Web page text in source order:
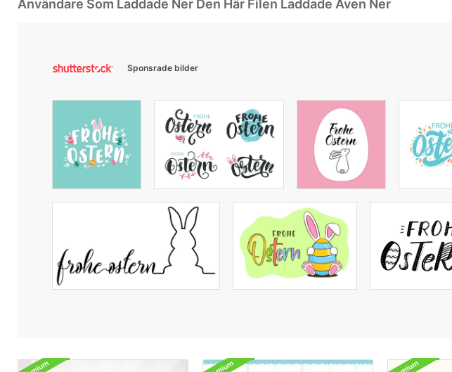
Användare Som Laddade Ner Den Här Filen Laddade Även Ner
Sponsrade bilder